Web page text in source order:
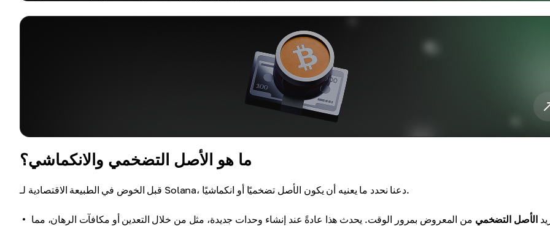
ما هو الأصل التضخمي والانكماشي؟
قبل الخوض في الطبيعة الاقتصادية لـ Solana، دعنا نحدد ما يعنيه أن يكون الأصل تضخميًا أو انكماشيًا.
الأصل التضخمي من المعروض بمرور الوقت. يحدث هذا عادةً عند إنشاء وحدات جديدة، مثل من خلال التعدين أو مكافآت الرهان، مما